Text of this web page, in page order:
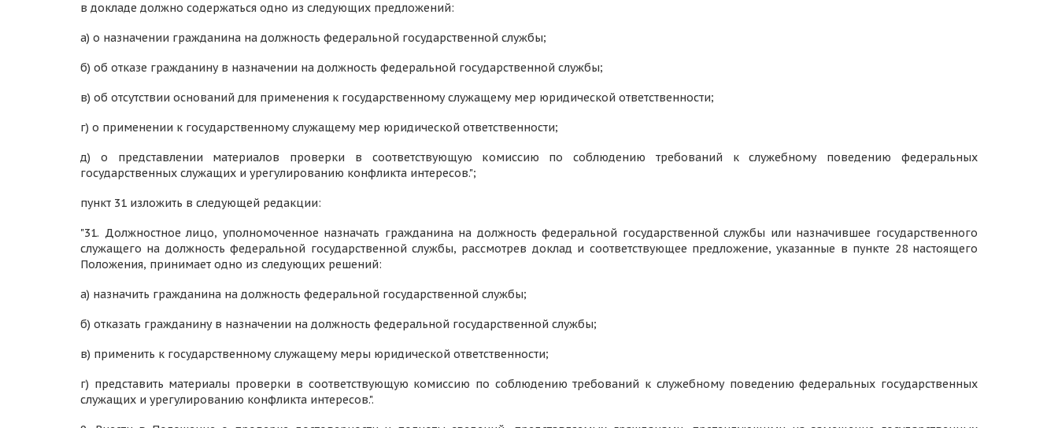
в докладе должно содержаться одно из следующих предложений:
а) о назначении гражданина на должность федеральной государственной службы;
б) об отказе гражданину в назначении на должность федеральной государственной службы;
в) об отсутствии оснований для применения к государственному служащему мер юридической ответственности;
г) о применении к государственному служащему мер юридической ответственности;
д) о представлении материалов проверки в соответствующую комиссию по соблюдению требований к служебному поведению федеральных
государственных служащих и урегулированию конфликта интересов.";
пункт 31 изложить в следующей редакции:
"31. Должностное лицо, уполномоченное назначать гражданина на должность федеральной государственной службы или назначившее государственного
служащего на должность федеральной государственной службы, рассмотрев доклад и соответствующее предложение, указанные в пункте 28 настоящего
Положения, принимает одно из следующих решений:
а) назначить гражданина на должность федеральной государственной службы;
б) отказать гражданину в назначении на должность федеральной государственной службы;
в) применить к государственному служащему меры юридической ответственности;
г) представить материалы проверки в соответствующую комиссию по соблюдению требований к служебному поведению федеральных государственных
служащих и урегулированию конфликта интересов.".